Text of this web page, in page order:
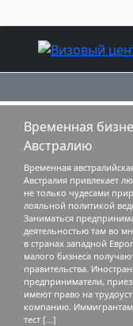
Временная
Австралию
Временная
Австралия привлекает
не только чудесами
лояльной политикой
Заниматься
деятельностью там во
в странах западной
малого бизнеса
правительства.
предприниматели,
имеют право на
компанию. Иммигрантам
тест […]